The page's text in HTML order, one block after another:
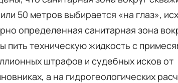
50 метров выбирается «на глаз»,
определенная санитарная зона
техническую жидкость с
штрафов и судебных исков от
а на гидрогеологических